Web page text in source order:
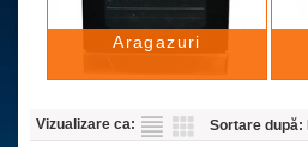
Aragazuri
Vizualizare ca: Sortare după: